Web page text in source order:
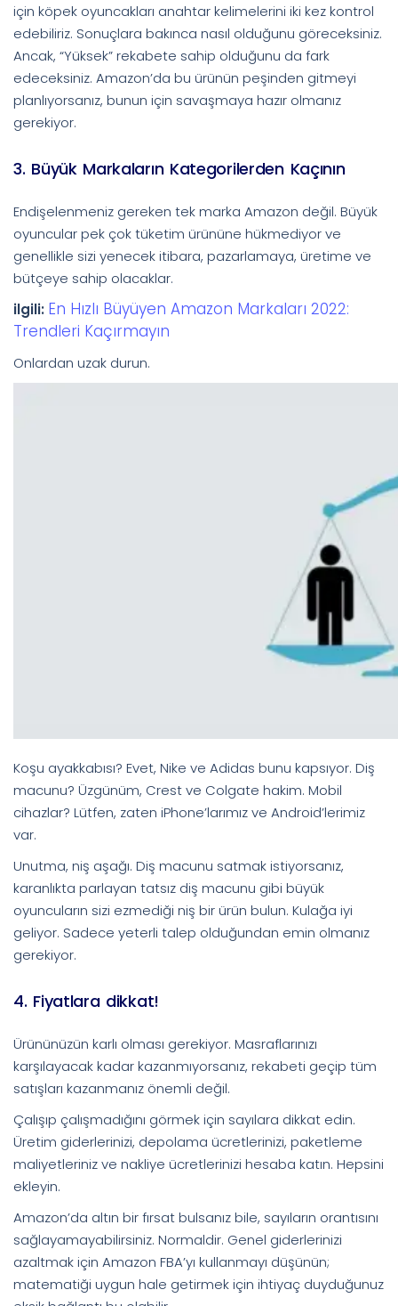
için köpek oyuncakları anahtar kelimelerini iki kez kontrol
edebiliriz. Sonuçlara bakınca nasıl olduğunu göreceksiniz.
Ancak, “Yüksek” rekabete sahip olduğunu da fark
edeceksiniz. Amazon’da bu ürünün peşinden gitmeyi
planlıyorsanız, bunun için savaşmaya hazır olmanız
gerekiyor.
3. Büyük Markaların Kategorilerden Kaçının
Endişelenmeniz gereken tek marka Amazon değil. Büyük
oyuncular pek çok tüketim ürününe hükmediyor ve
genellikle sizi yenecek itibara, pazarlamaya, üretime ve
bütçeye sahip olacaklar.
ilgili: En Hızlı Büyüyen Amazon Markaları 2022:
Trendleri Kaçırmayın
Onlardan uzak durun.
Koşu ayakkabısı? Evet, Nike ve Adidas bunu kapsıyor. Diş
macunu? Üzgünüm, Crest ve Colgate hakim. Mobil
cihazlar? Lütfen, zaten iPhone’larımız ve Android’lerimiz
var.
Unutma, niş aşağı. Diş macunu satmak istiyorsanız,
karanlıkta parlayan tatsız diş macunu gibi büyük
oyuncuların sizi ezmediği niş bir ürün bulun. Kulağa iyi
geliyor. Sadece yeterli talep olduğundan emin olmanız
gerekiyor.
4. Fiyatlara dikkat!
Ürününüzün karlı olması gerekiyor. Masraflarınızı
karşılayacak kadar kazanmıyorsanız, rekabeti geçip tüm
satışları kazanmanız önemli değil.
Çalışıp çalışmadığını görmek için sayılara dikkat edin.
Üretim giderlerinizi, depolama ücretlerinizi, paketleme
maliyetleriniz ve nakliye ücretlerinizi hesaba katın. Hepsini
ekleyin.
Amazon’da altın bir fırsat bulsanız bile, sayıların orantısını
sağlayamayabilirsiniz. Normaldir. Genel giderlerinizi
azaltmak için Amazon FBA’yı kullanmayı düşünün;
matematiği uygun hale getirmek için ihtiyaç duyduğunuz